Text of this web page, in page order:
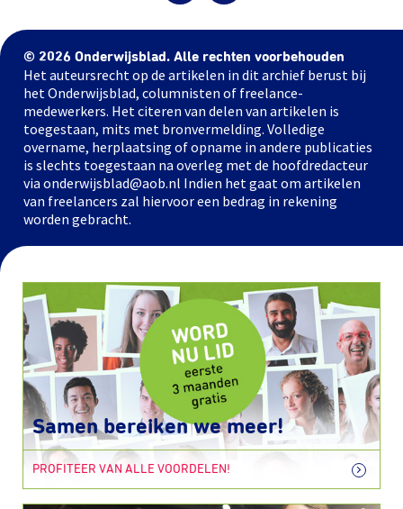
© 2026 Onderwijsblad. Alle rechten voorbehouden
Het auteursrecht op de artikelen in dit archief berust bij
het Onderwijsblad, columnisten of freelance-
medewerkers. Het citeren van delen van artikelen is
toegestaan, mits met bronvermelding. Volledige
overname, herplaatsing of opname in andere publicaties
is slechts toegestaan na overleg met de hoofdredacteur
via onderwijsblad@aob.nl Indien het gaat om artikelen
van freelancers zal hiervoor een bedrag in rekening
worden gebracht.
Samen bereiken we meer!
PROFITEER VAN ALLE VOORDELEN!